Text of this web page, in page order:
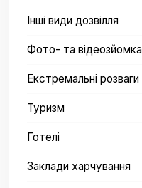
Інші види дозвілля
Фото- та відеозйомка
Екстремальні розваги
Туризм
Готелі
Заклади харчування